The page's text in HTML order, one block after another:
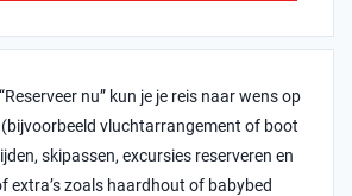
nu” kun je je reis naar wens op
vluchtarrangement of boot
skipassen, excursies reserveren en
extra’s zoals haardhout of babybed